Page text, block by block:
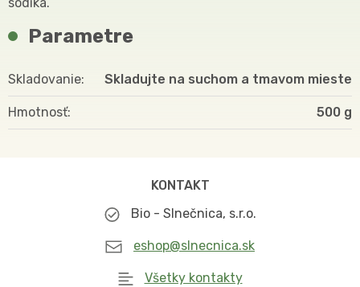
Parametre
Skladovanie Skladujte na suchom a tmavom mieste
Hmotnosť 500
KONTAKT
Bio - Slnečnica, s.r.o.
eshop@slnecnica.sk
Všetky kontakty